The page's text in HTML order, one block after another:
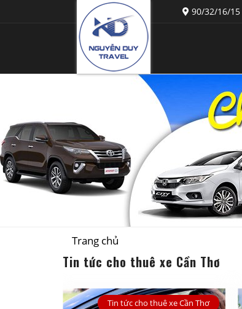
90/32/16/
Trang chủ
Tin tức cho thuê xe Cần Thơ
Tin tức cho thuê xe Cần Thơ